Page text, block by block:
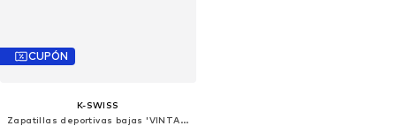
CUPÓN
K-SWISS
Zapatillas deportivas bajas 'VINTAGE TRAINER'